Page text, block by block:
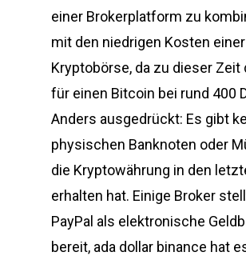
einer Brokerplatform zu
mit den niedrigen Kosten einer
Kryptobörse, da zu dieser Zeit
für einen Bitcoin bei rund 400
Anders ausgedrückt: Es gibt
physischen Banknoten oder
die Kryptowährung in den
erhalten hat. Einige Broker
PayPal als elektronische
bereit, ada dollar binance hat